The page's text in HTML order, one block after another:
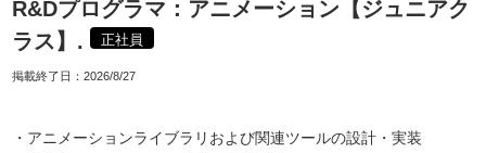
R&Dプログラマ：アニメーション【ジュニアク
ラス】.
正社員
掲載終了日： 2026/8/27
・アニメーションライブラリおよび関連ツールの設計・実装